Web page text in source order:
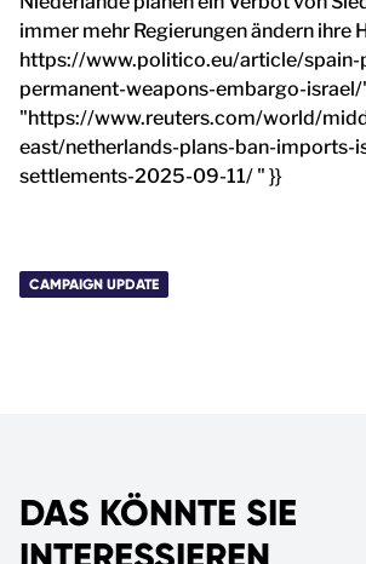
immer mehr Regierungen ändern ihre
https://www.politico.eu/article/spain-
permanent-weapons-embargo-israel/
"https://www.reuters.com/world/
east/netherlands-plans-ban-imports-
settlements-2025-09-11/ " }}
CAMPAIGN UPDATE
DAS KÖNNTE SIE